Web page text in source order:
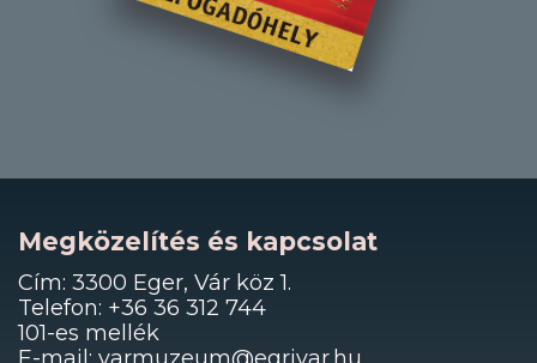
Megközelítés és kapcsolat
Cím: 3300 Eger, Vár köz 1.
Telefon: +36 36 312 744
101-es mellék